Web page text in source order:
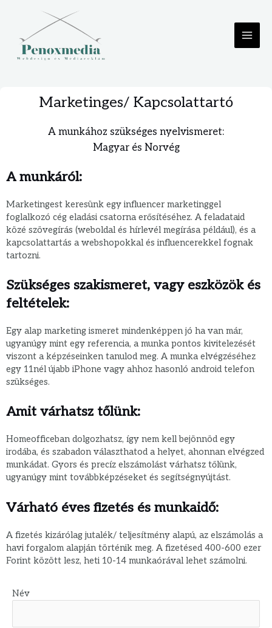
Marketinges/ Kapcsolattartó
A munkához szükséges nyelvismeret:
Magyar és Norvég
A munkáról:
Marketingest keresünk egy influencer marketinggel
foglalkozó cég eladási csatorna erősítéséhez. A feladataid
közé szövegírás (weboldal és hírlevél megírása például), és a
kapcsolattartás a webshopokkal és influencerekkel fognak
tartozni.
Szükséges szakismeret, vagy eszközök és
feltételek:
Egy alap marketing ismeret mindenképpen jó ha van már,
ugyanúgy mint egy referencia, a munka pontos kivitelezését
viszont a képzéseinken tanulod meg. A munka elvégzéséhez
egy 11nél újabb iPhone vagy ahhoz hasonló android telefon
szükséges.
Amit várhatsz tőlünk:
Homeofficeban dolgozhatsz, így nem kell bejönnöd egy
irodába, és szabadon választhatod a helyet, ahonnan elvégzed
munkádat. Gyors és precíz elszámolást várhatsz tőlünk,
ugyanúgy mint továbbképzéseket és segítségnyújtást.
Várható éves fizetés és munkaidő:
A fizetés kizárólag jutalék/ teljesítmény alapú, az elszámolás a
havi forgalom alapján történik meg. A fizetésed 400-600 ezer
Forint között lesz, heti 10-14 munkaórával lehet számolni.
Név